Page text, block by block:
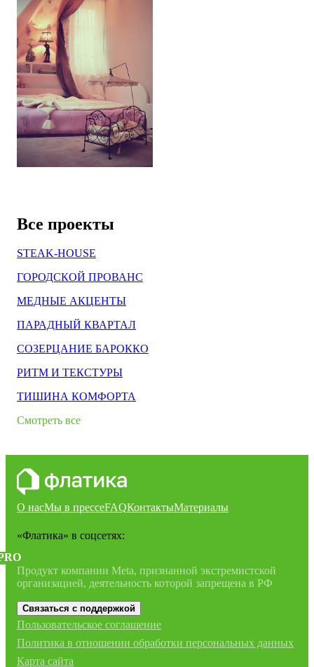
Все проекты
STEAK-HOUSE
ГОРОДСКОЙ ПРОВАНС
МЕДНЫЕ АКЦЕНТЫ
ПАРАДНЫЙ КВАРТАЛ
СОЗЕРЦАНИЕ БАРОККО
РИТМ И ТЕКСТУРЫ
ТИШИНА КОМФОРТА
Смотреть все
О насМы в прессеFAQКонтактыМатериалы
«Флатика» в соцсетях:
Продукт компании Meta, признанной экстремистской
организацией, деятельность которой запрещена в РФ
Связаться с поддержкой
Пользовательское соглашение
Политика в отношении обработки персональных данных
Карта сайта